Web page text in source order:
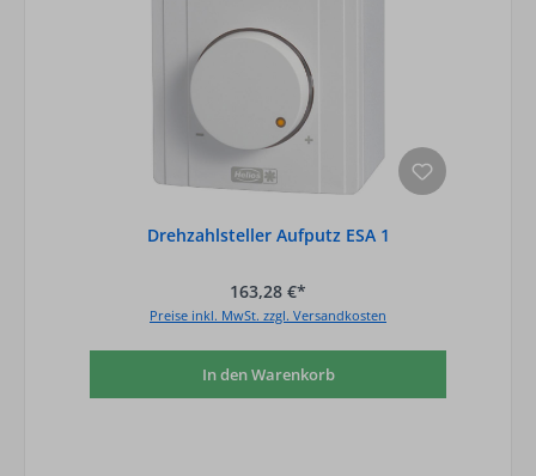
Drehzahlsteller Aufputz ESA 1
163,28 €*
Preise inkl. MwSt. zzgl. Versandkosten
In den Warenkorb